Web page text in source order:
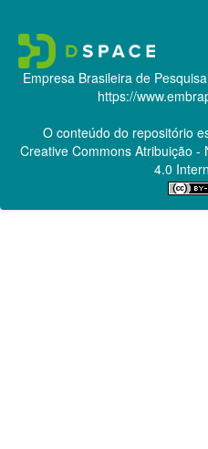
Empresa Brasileira de
https://
O conteúdo do repositório
Creative CommonsAtribuição -
4.0